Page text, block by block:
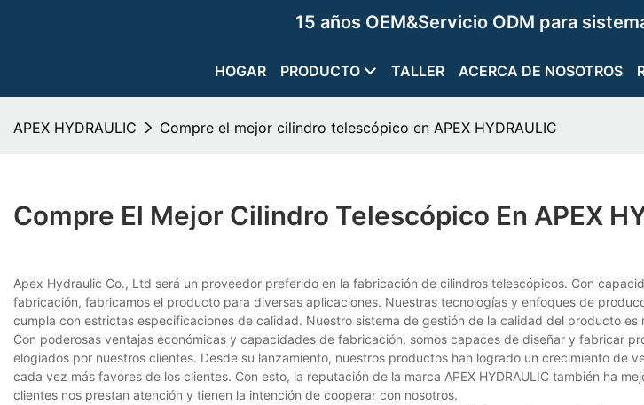
15 años OEM&Servicio ODM para
HOGAR PRODUCTO TALLER ACERCA DE NOSOTROS
APEX HYDRAULIC Compre el mejor cilindro telescópico en APEX HYDRAULIC
Compre El Mejor Cilindro Telescópico En APEX
Apex Hydraulic Co., Ltd será un proveedor preferido en la fabricación de cilindros telescópicos. Con
fabricación, fabricamos el producto para diversas aplicaciones. Nuestras tecnologías y enfoques de
cumpla con estrictas especificaciones de calidad. Nuestro sistema de gestión de la calidad del producto es
Con poderosas ventajas económicas y capacidades de fabricación, somos capaces de diseñar y fabricar
elogiados por nuestros clientes. Desde su lanzamiento, nuestros productos han logrado un crecimiento de
cada vez más favores de los clientes. Con esto, la reputación de la marca APEX HYDRAULIC también ha
clientes nos prestan atención y tienen la intención de cooperar con nosotros.